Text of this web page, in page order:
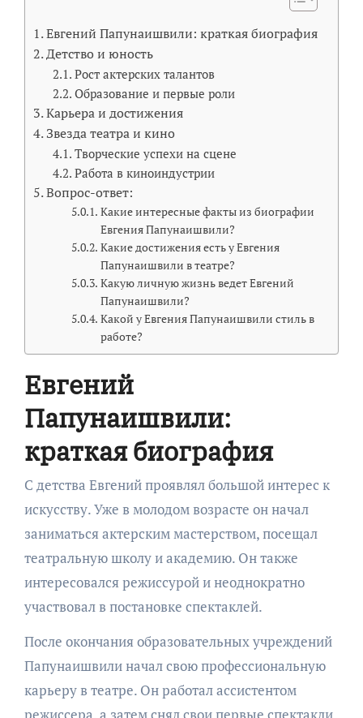
Евгений Папунаишвили: краткая биография
Детство и юность
Рост актерских талантов
Образование и первые роли
Карьера и достижения
Звезда театра и кино
Творческие успехи на сцене
Работа в киноиндустрии
Вопрос-ответ:
Какие интересные факты из биографии
Евгения Папунаишвили?
Какие достижения есть у Евгения
Папунаишвили в театре?
Какую личную жизнь ведет Евгений
Папунаишвили?
Какой у Евгения Папунаишвили стиль в
работе?
Евгений
Папунаишвили:
краткая биография
С детства Евгений проявлял большой интерес к
искусству. Уже в молодом возрасте он начал
заниматься актерским мастерством, посещал
театральную школу и академию. Он также
интересовался режиссурой и неоднократно
участвовал в постановке спектаклей.
После окончания образовательных учреждений
Папунаишвили начал свою профессиональную
карьеру в театре. Он работал ассистентом